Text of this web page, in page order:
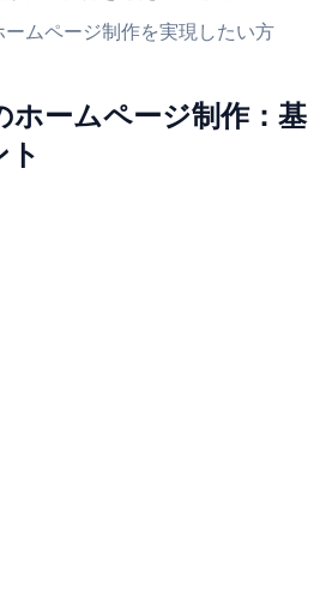
ムページ制作を実現したい方
ホームページ制作：基
ト